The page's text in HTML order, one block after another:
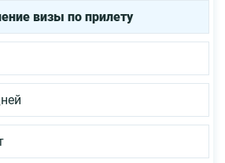
визы по прилету